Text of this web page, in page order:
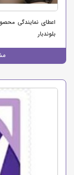
اعطای نمایندگی
بلوندبار